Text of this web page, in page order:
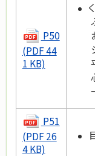
P50
(PDF 44
1 KB)
P51
(PDF 26
4 KB)